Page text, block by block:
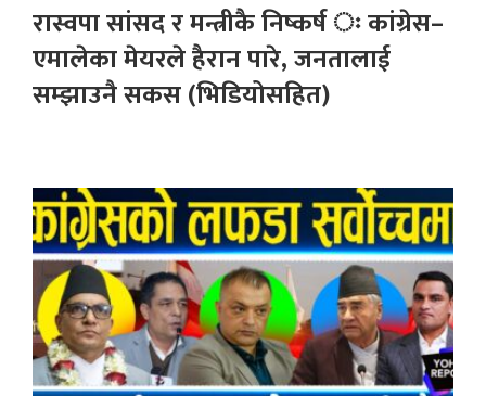
रास्वपा सांसद र मन्त्रीकै निष्कर्ष ः कांग्रेस–
एमालेका मेयरले हैरान पारे, जनतालाई
सम्झाउनै सकस (भिडियोसहित)